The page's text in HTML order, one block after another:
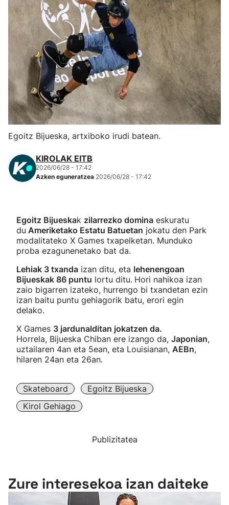
Herri-kirolak
Eskubaloia
Kirolak 360
Atletismoa
Kirol gehiago
"Helmuga"
Egoitz Bijueska, artxiboko irudi batean.
KIROLAK EITB
2026/06/28 - 17:42
Azken eguneratzea 2026/06/28 - 17:42
Egoitz Bijueskak zilarrezko domina eskuratu
du Ameriketako Estatu Batuetan jokatu den Park
modalitateko X Games txapelketan. Munduko
proba ezagunenetako bat da.
Lehiak 3 txanda izan ditu, eta lehenengoan
Bijueskak 86 puntu lortu ditu. Hori nahikoa izan
zaio bigarren izateko, hurrengo bi txandetan ezin
izan baitu puntu gehiagorik batu, erori egin
delako.
X Games 3 jardunalditan jokatzen da.
Horrela, Bijueska Chiban ere izango da, Japonian,
uztailaren 4an eta 5ean, eta Louisianan, AEBn,
hilaren 24an eta 26an.
Skateboard
Egoitz Bijueska
Kirol Gehiago
Publizitatea
Zure interesekoa izan daiteke